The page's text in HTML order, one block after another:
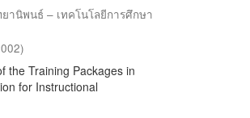
านิพนธ์ – เทคโนโลยีการศึกษา
)
the Training Packages in
for Instructional